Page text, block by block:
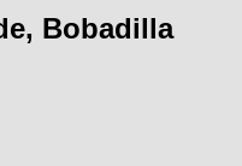
Bobadilla